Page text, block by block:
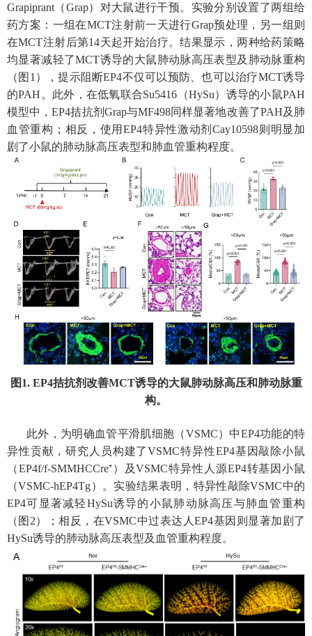
Grapiprant （Grap）对大鼠进行干预。实验分别设置了两组给
药方案：一组在MCT注射前一天进行Grap预处理，另一组则
在MCT注射后第14天起开始治疗。结果显示，两种给药策略
均显著减轻了MCT诱导的大鼠肺动脉高压表型及肺动脉重构
（图 1 ），提示阻断EP4不仅可以预防、也可以治疗MCT诱导
的PAH 。 此外，在低氧联合Su5416 （HySu）诱导的小鼠PAH
模型中，EP4拮抗剂 Grap与MF498同样显著地改善了PAH及肺
血管重构；相反，使用EP4特异性激动剂Cay10598则明显加
剧了小鼠的肺动脉高压表型和肺血管重构程度。
图1. EP4拮抗剂改善MCT诱导的大鼠肺动脉高压和肺动脉重
构。
此外，为明确血管平滑肌细胞（VSMC）中EP4功能的特
异性贡献，研究人员构建了VSMC特异性EP4基因敲除小鼠
（EP4f/f-SMMHCCre⁺）及VSMC特异性人源EP4转基因小鼠
（VSMC-hEP4Tg）。实验结果表明，特异性敲除VSMC中的
EP4可显著减轻HySu诱导的小鼠肺动脉高压与肺血管重构
（图 2）；相反，在VSMC中过表达人EP4基因则显著加剧了
HySu诱导的肺动脉高压表型及血管重构程度。